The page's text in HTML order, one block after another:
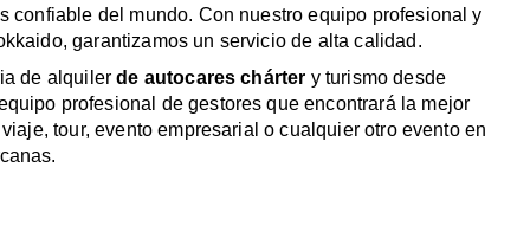
confiable del mundo. Con nuestro equipo profesional y
garantizamos un servicio de alta calidad.
de alquilerde autocares chárter y turismo desde
profesional de gestores que encontrará la mejor
tour, evento empresarial o cualquier otro evento en